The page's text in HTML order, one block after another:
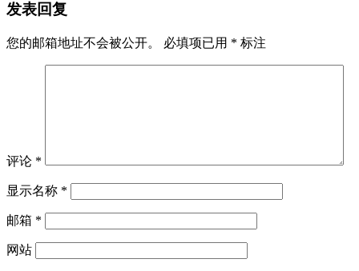
发表回复
您的邮箱地址不会被公开。 必填项已用 * 标注
评论 *
显示名称 *
邮箱 *
网站